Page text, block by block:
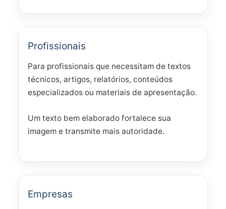
Profissionais
Para profissionais que necessitam de textos
técnicos, artigos, relatórios, conteúdos
especializados ou materiais de apresentação.
Um texto bem elaborado fortalece sua
imagem e transmite mais autoridade.
Empresas